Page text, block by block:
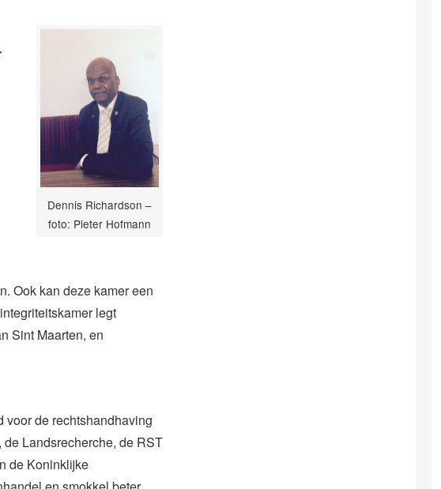
Dennis Richardson –
foto: Pieter Hofmann
Ook kan deze kamer een
legt
Sint Maarten, en
voor de rechtshandhaving
Landsrecherche, de RST
de Koninklijke